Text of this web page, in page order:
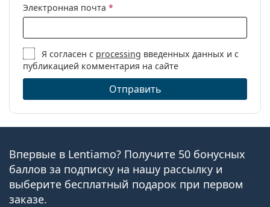
Электронная почта *
Я согласен с processing введенных данных и с
публикацией комментария на сайте
Отправить
Впервые в Lentiamo? Получите 50 бонусных
баллов за подписку на нашу рассылку и
выберите бесплатный подарок при первом
заказе.